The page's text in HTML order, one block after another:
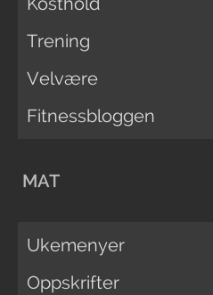
Trening
Velvære
Fitnessbloggen
MAT
Ukemenyer
Oppskrifter